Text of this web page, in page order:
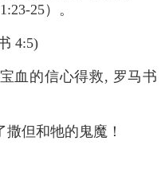
25）。
4:5)
血的信心得救, 罗马书
但和牠的鬼魔！